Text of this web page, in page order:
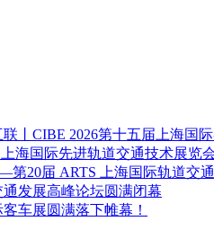
丨CIBE 2026第十五届上海国
上海国际先进轨道交通技术展览
第20届 ARTS 上海国际轨道交
发展高峰论坛圆满闭幕
车展圆满落下帷幕！